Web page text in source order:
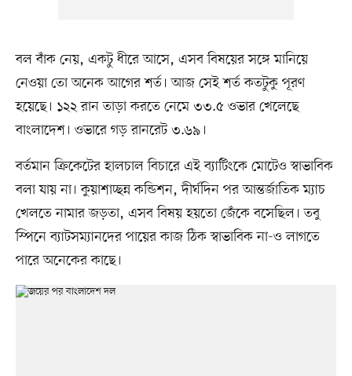
বল বাঁক নেয়, একটু ধীরে আসে, এসব বিষয়ের সঙ্গে মানিয়ে
নেওয়া তো অনেক আগের শর্ত। আজ সেই শর্ত কতটুকু পূরণ
হয়েছে। ১২২ রান তাড়া করতে নেমে ৩৩.৫ ওভার খেলেছে
বাংলাদেশ। ওভারে গড় রানরেট ৩.৬৯।
বর্তমান ক্রিকেটের হালচাল বিচারে এই ব্যাটিংকে মোটেও স্বাভাবিক
বলা যায় না। কুয়াশাচ্ছন্ন কন্ডিশন, দীর্ঘদিন পর আন্তর্জাতিক ম্যাচ
খেলতে নামার জড়তা, এসব বিষয় হয়তো জেঁকে বসেছিল। তবু
স্পিনে ব্যাটসম্যানদের পায়ের কাজ ঠিক স্বাভাবিক না-ও লাগতে
পারে অনেকের কাছে।